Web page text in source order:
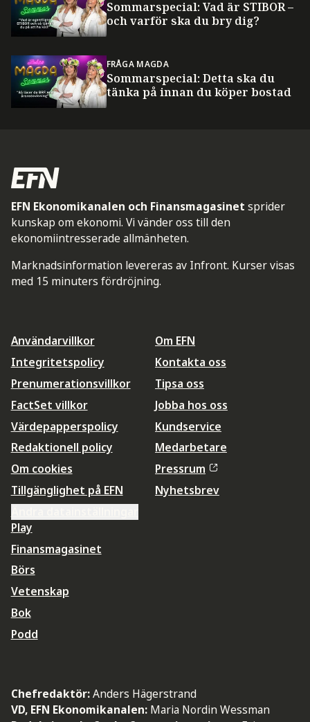
Sommarspecial: Vad är STIBOR –
och varför ska du bry dig?
FRÅGA MAGDA
Sommarspecial: Detta ska du
tänka på innan du köper bostad
EFN Ekonomikanalen och Finansmagasinet sprider
kunskap om ekonomi. Vi vänder oss till den
ekonomiintresserade allmänheten.
Marknadsinformation levereras av Infront. Kurser visas
med 15 minuters fördröjning.
Användarvillkor
Integritetspolicy
Prenumerationsvillkor
FactSet villkor
Värdepapperspolicy
Redaktionell policy
Om cookies
Tillgänglighet på EFN
Om EFN
Kontakta oss
Tipsa oss
Jobba hos oss
Kundservice
Medarbetare
Pressrum
Nyhetsbrev
Play
Finansmagasinet
Börs
Vetenskap
Bok
Podd
Chefredaktör:Anders Hägerstrand
VD, EFN Ekonomikanalen: Maria Nordin Wessman